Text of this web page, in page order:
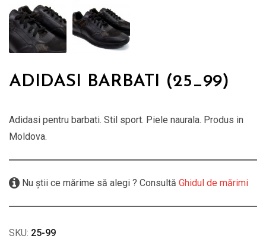
ADIDASI BARBATI (25_99)
Adidasi pentru barbati. Stil sport. Piele naurala. Produs in
Moldova.
Nu știi ce mărime să alegi ? Consultă Ghidul de mărimi
SKU: 25-99